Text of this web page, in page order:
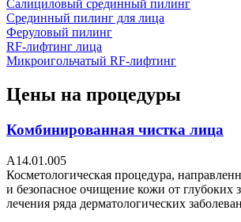
Салициловый срединный пилинг
Срединный пилинг для лица
Феруловый пилинг
RF-лифтинг лица
Микроигольчатый RF-лифтинг
Цены на процедуры
Комбинированная чистка лица
А14.01.005
Косметологическая процедура,
и безопасное очищение кожи от глубоких
лечения ряда дерматологических